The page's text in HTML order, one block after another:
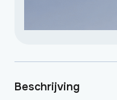
Beschrijving